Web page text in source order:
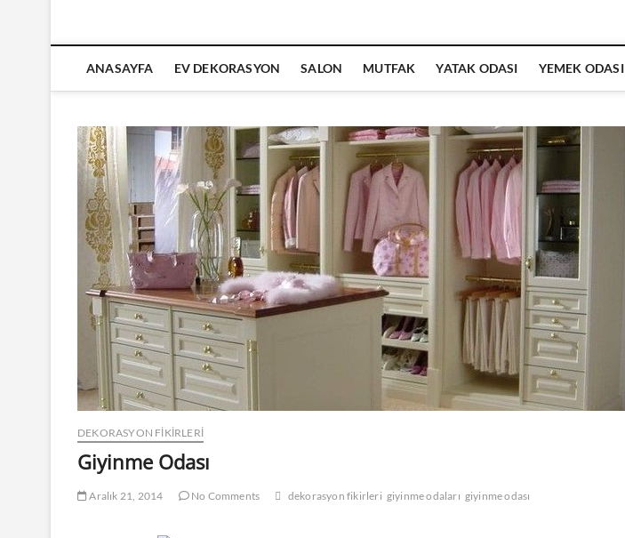
ANASAYFA EV DEKORASYON SALON MUTFAK YATAK ODASI YEMEK ODASI
DEKORASYON FİKİRLERİ
Giyinme Odası
Aralık 21, 2014 No Comments dekorasyon fikirleri giyinme odaları giyinme odası